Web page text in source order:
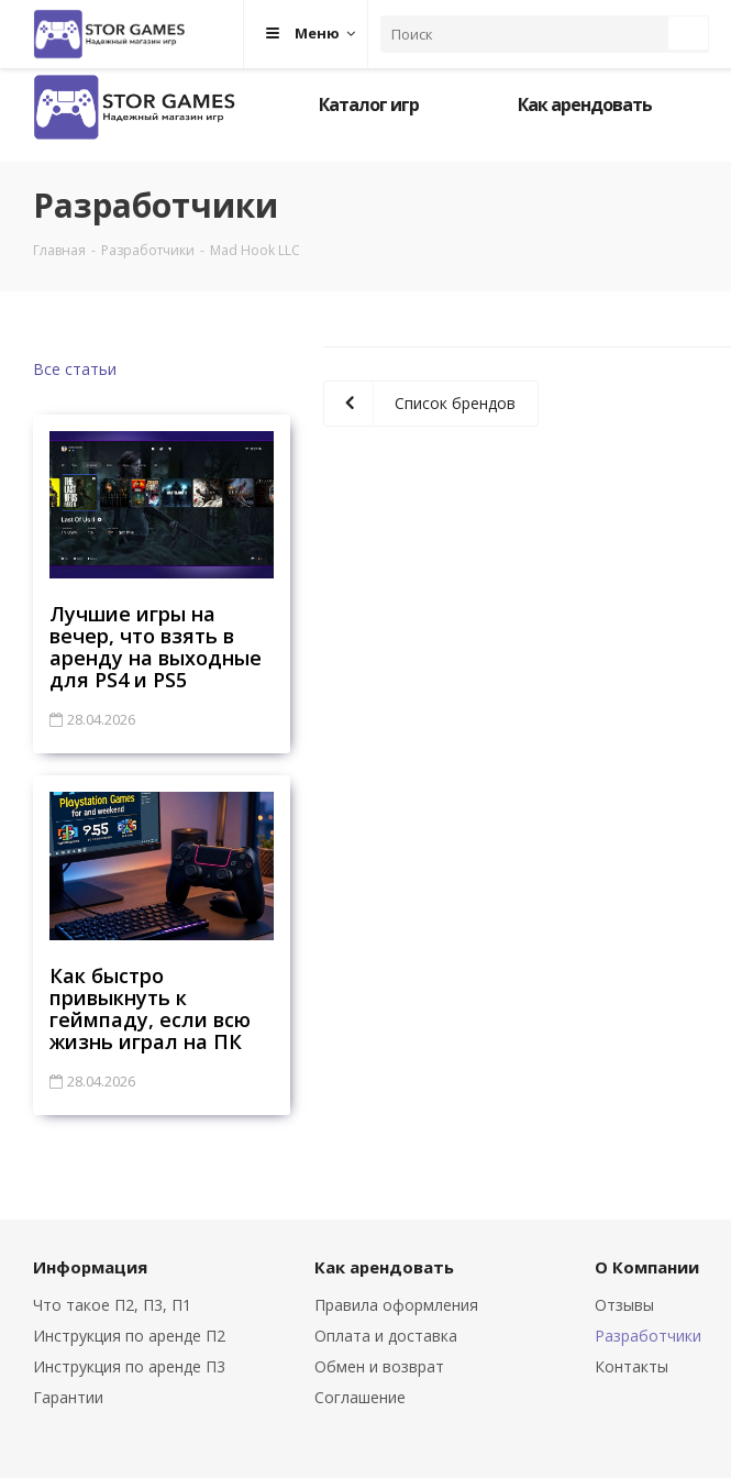
Каталог игр Как арендовать
Меню
Разработчики
Главная - Разработчики - Mad Hook LLC
Список брендов
Все статьи
Лучшие игры на
вечер, что взять в
аренду на выходные
для PS4 и PS5
28.04.2026
Как быстро
привыкнуть к
геймпаду, если всю
жизнь играл на ПК
28.04.2026
Информация
Что такое П2, П3, П1
Инструкция по аренде П2
Инструкция по аренде П3
Гарантии
Как арендовать
Правила оформления
Оплата и доставка
Обмен и возврат
Соглашение
О Компании
Отзывы
Разработчики
Контакты